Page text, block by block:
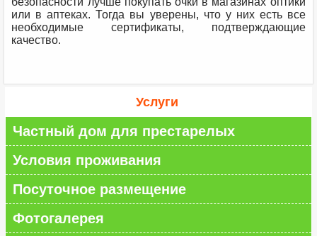
или в аптеках. Тогда вы уверены, что у них есть все
необходимые сертификаты, подтверждающие
качество.
Услуги
Частный дом для престарелых
Условия проживания
Посуточное размещение
Фотогалерея